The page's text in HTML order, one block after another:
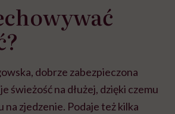
dobrze zabezpieczona
świeżość na dłużej, dzięki czemu
na zjedzenie. Podaje też kilka